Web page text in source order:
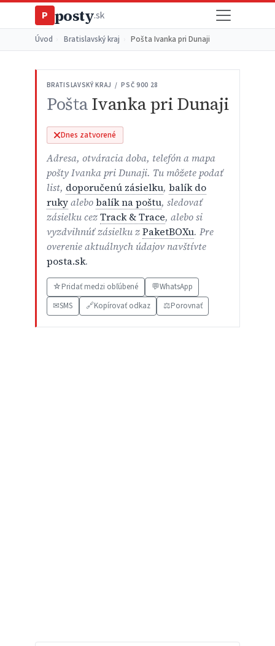
P posty.sk
Úvod Bratislavský kraj Pošta Ivanka pri Dunaji
BRATISLAVSKÝ KRAJ / PSČ 900 28
PoštaIvanka pri Dunaji
Dnes zatvorené
Adresa, otváracia doba, telefón a mapa
pošty Ivanka pri Dunaji. Tu môžete podať
list, doporučenú zásielku, balík do
rukyalebobalík na poštu, sledovať
zásielku cezTrack & Trace, alebo si
vyzdvihnúť zásielku zPaketBOXu. Pre
overenie aktuálnych údajov navštívte
posta.sk.
☆Pridať medzi obľúbené 💬WhatsApp
✉SMS 🔗Kopírovať odkaz ⚖️Porovnať